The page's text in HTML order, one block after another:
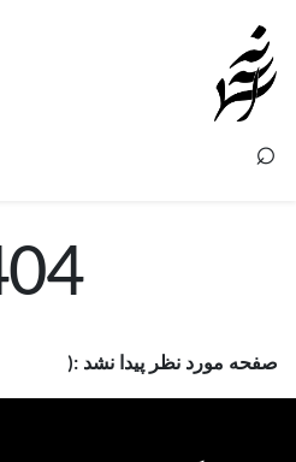
⌕
صفحه مورد نظر پیدا نشد :(